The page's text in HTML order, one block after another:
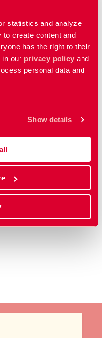
statistics and analyze
to create content and
has the right to their
in our privacy policy and
personal data and
Show details
handlingsprogram
och
medlemsländerna
Passivitet är inte
står på spel.